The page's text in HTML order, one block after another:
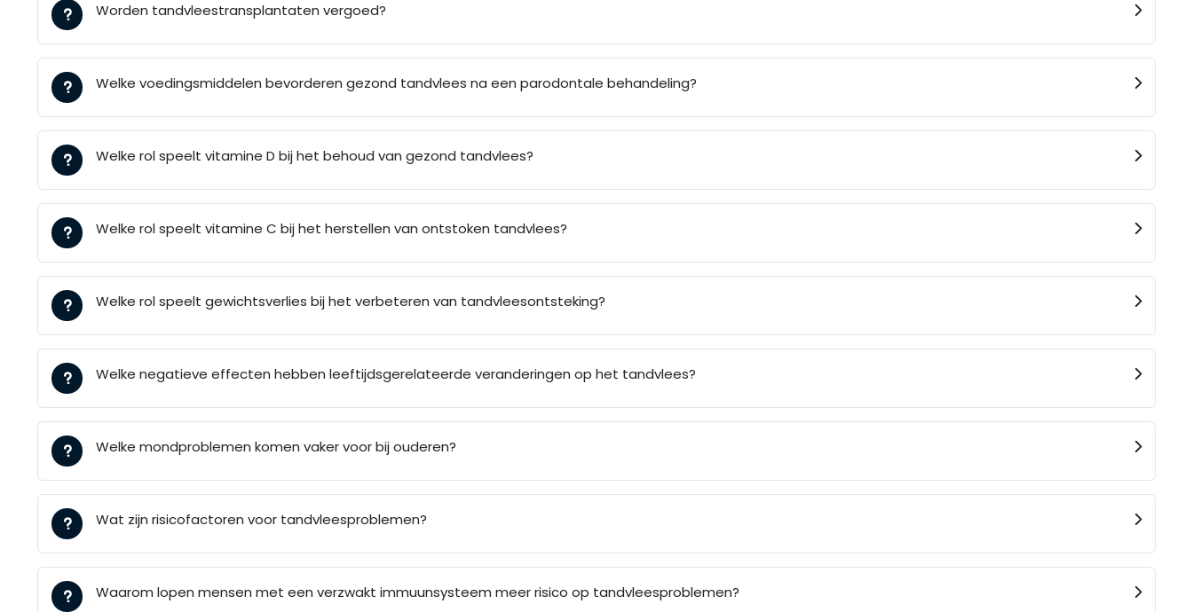
Worden tandvleestransplantaten vergoed?
Welke voedingsmiddelen bevorderen gezond tandvlees na een parodontale behandeling?
Welke rol speelt vitamine D bij het behoud van gezond tandvlees?
Welke rol speelt vitamine C bij het herstellen van ontstoken tandvlees?
Welke rol speelt gewichtsverlies bij het verbeteren van tandvleesontsteking?
Welke negatieve effecten hebben leeftijdsgerelateerde veranderingen op het tandvlees?
Welke mondproblemen komen vaker voor bij ouderen?
Wat zijn risicofactoren voor tandvleesproblemen?
Waarom lopen mensen met een verzwakt immuunsysteem meer risico op tandvleesproblemen?